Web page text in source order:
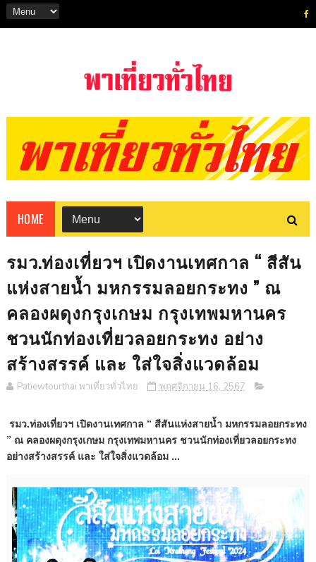
HOME
รมว.ท่องเที่ยวฯ เปิดงานเทศกาล “ สีสัน
แห่งสายน้ำ มหกรรมลอยกระทง ” ณ
คลองผดุงกรุงเกษม กรุงเทพมหานคร
ชวนนักท่องเที่ยวลอยกระทง อย่าง
สร้างสรรค์ และ ใส่ใจสิ่งแวดล้อม
Patiewtourthai พาเที่ยวทั่วไทย พฤศจิกายน 16, 2567
รมว.ท่องเที่ยวฯ เปิดงานเทศกาล “ สีสันแห่งสายน้ำ มหกรรมลอยกระทง
” ณ คลองผดุงกรุงเกษม กรุงเทพมหานคร ชวนนักท่องเที่ยวลอยกระทง
อย่างสร้างสรรค์ และ ใส่ใจสิ่งแวดล้อม ...